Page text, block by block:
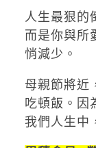
人生最狠的
而是你與所
悄減少。
母親節將近
吃頓飯。因
我們人生中